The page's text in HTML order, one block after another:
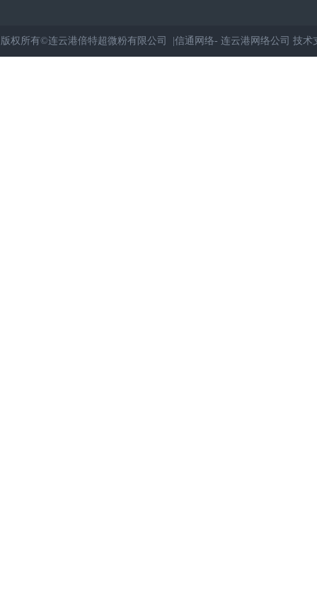
版权所有©连云港倍特超微粉有限公司 |信通网络-连云港网络公司 技